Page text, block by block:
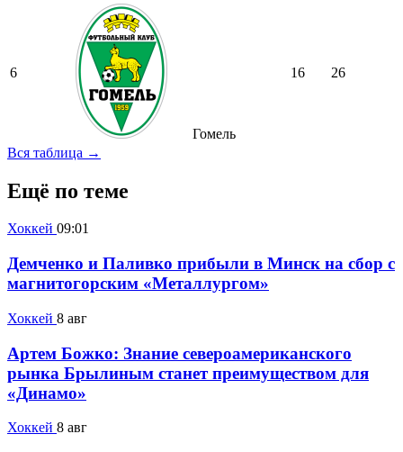
6
Гомель
16 26
Вся таблица →
Ещё по теме
Хоккей 09:01
Демченко и Паливко прибыли в Минск на сбор с
магнитогорским «Металлургом»
Хоккей 8 авг
Артем Божко: Знание североамериканского
рынка Брылиным станет преимуществом для
«Динамо»
Хоккей 8 авг